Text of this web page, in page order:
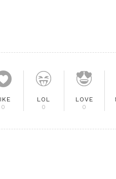
0
LOL
0
LOVE
0